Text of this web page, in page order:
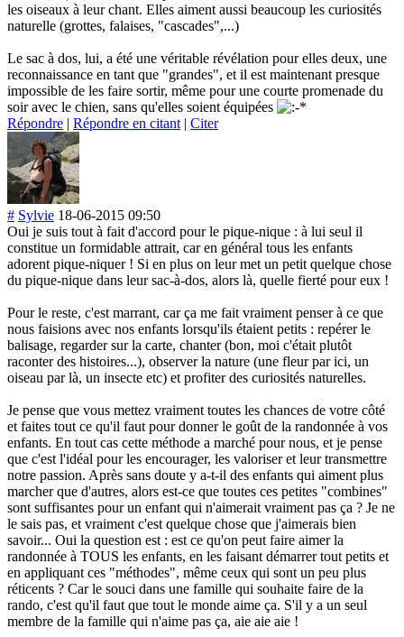
les oiseaux à leur chant. Elles aiment aussi beaucoup les curiosités
naturelle (grottes, falaises, "cascades",...)
Le sac à dos, lui, a été une véritable révélation pour elles deux, une
reconnaissance en tant que "grandes", et il est maintenant presque
impossible de les faire sortir, même pour une courte promenade du
soir avec le chien, sans qu'elles soient équipées
Répondre | Répondre en citant | Citer
# Sylvie 18-06-2015 09:50
Oui je suis tout à fait d'accord pour le pique-nique : à lui seul il
constitue un formidable attrait, car en général tous les enfants
adorent pique-niquer ! Si en plus on leur met un petit quelque chose
du pique-nique dans leur sac-à-dos, alors là, quelle fierté pour eux !
Pour le reste, c'est marrant, car ça me fait vraiment penser à ce que
nous faisions avec nos enfants lorsqu'ils étaient petits : repérer le
balisage, regarder sur la carte, chanter (bon, moi c'était plutôt
raconter des histoires...), observer la nature (une fleur par ici, un
oiseau par là, un insecte etc) et profiter des curiosités naturelles.
Je pense que vous mettez vraiment toutes les chances de votre côté
et faites tout ce qu'il faut pour donner le goût de la randonnée à vos
enfants. En tout cas cette méthode a marché pour nous, et je pense
que c'est l'idéal pour les encourager, les valoriser et leur transmettre
notre passion. Après sans doute y a-t-il des enfants qui aiment plus
marcher que d'autres, alors est-ce que toutes ces petites "combines"
sont suffisantes pour un enfant qui n'aimerait vraiment pas ça ? Je ne
le sais pas, et vraiment c'est quelque chose que j'aimerais bien
savoir... Oui la question est : est ce qu'on peut faire aimer la
randonnée à TOUS les enfants, en les faisant démarrer tout petits et
en appliquant ces "méthodes", même ceux qui sont un peu plus
réticents ? Car le souci dans une famille qui souhaite faire de la
rando, c'est qu'il faut que tout le monde aime ça. S'il y a un seul
membre de la famille qui n'aime pas ça, aie aie aie !